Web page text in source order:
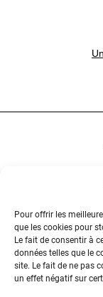
Pour offrir les
que les cookies pour
Le fait de consentir à
données telles que le
site. Le fait de ne pas
un effet négatif sur